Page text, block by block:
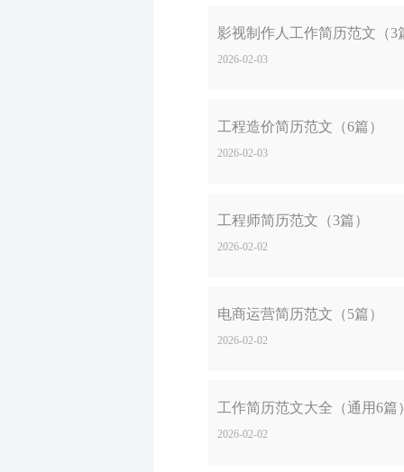
影视制作人工作简历范文（3
2026-02-03
工程造价简历范文（6篇）
2026-02-03
工程师简历范文（3篇）
2026-02-02
电商运营简历范文（5篇）
2026-02-02
工作简历范文大全（通用6篇
2026-02-02